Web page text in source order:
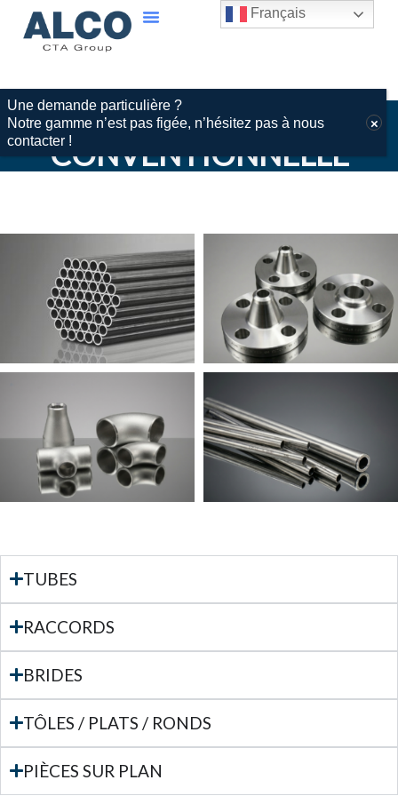
gAMME
CONVENTIONNELLE
TUBES
RACCORDS
BRIDES
TÔLES / PLATS / RONDS
PIÈCES SUR PLAN
Français
Une demande particulière ?
Notre gamme n’est pas figée, n’hésitez pas à nous
contacter !